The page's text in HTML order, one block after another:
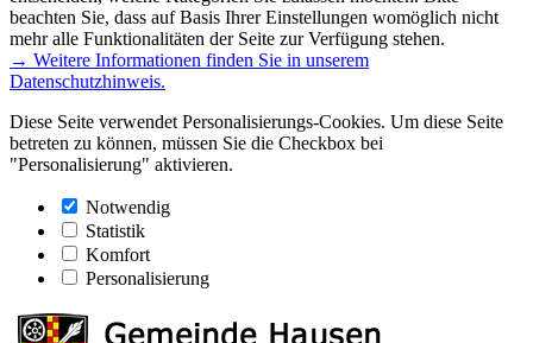
beachten Sie, dass auf Basis Ihrer Einstellungen womöglich nicht
mehr alle Funktionalitäten der Seite zur Verfügung stehen.
→ Weitere Informationen finden Sie in unserem
Datenschutzhinweis.
Diese Seite verwendet Personalisierungs-Cookies. Um diese Seite
betreten zu können, müssen Sie die Checkbox bei
"Personalisierung" aktivieren.
Notwendig
Statistik
Komfort
Personalisierung